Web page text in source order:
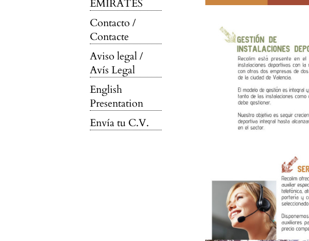
EMIRATES
Contacto /
Contacte
Aviso legal /
Avís Legal
English
Presentation
Envía tu C.V.